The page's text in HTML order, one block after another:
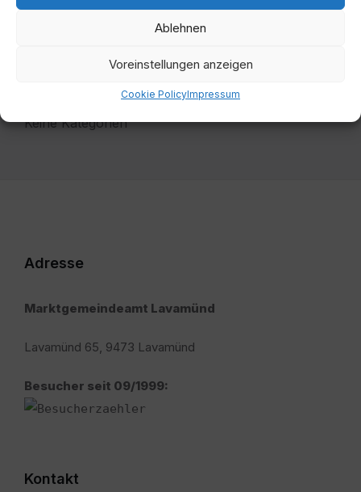
Ablehnen
Voreinstellungen anzeigen
Cookie PolicyImpressum
Keine Kategorien
Adresse
Marktgemeindeamt Lavamünd
Lavamünd 65, 9473 Lavamünd
Besucher seit 09/1999:
Kontakt